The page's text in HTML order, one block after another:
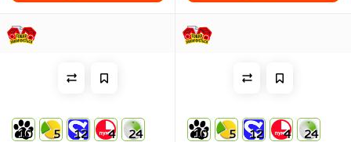
10 5 12 4 24 10 5 12 4 24